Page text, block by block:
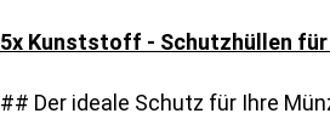
5x Kunststoff - Schutzhüllen für
## Der ideale Schutz für Ihre